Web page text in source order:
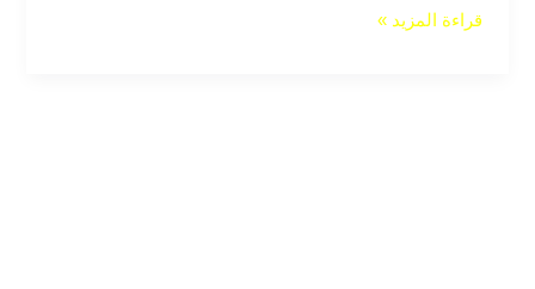
قراءة المزيد »